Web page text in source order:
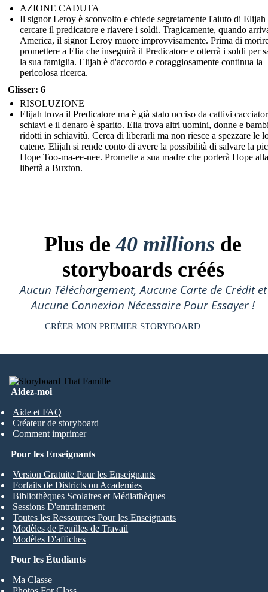
AZIONE CADUTA
Il signor Leroy è sconvolto e chiede segretamente l'aiuto di Elijah
cercare il predicatore e riavere i soldi. Tragicamente, quando
America, il signor Leroy muore improvvisamente. Prima di
promettere a Elia che inseguirà il Predicatore e otterrà i soldi per
la sua famiglia. Elijah è d'accordo e coraggiosamente continua la
pericolosa ricerca.
Glisser: 6
RISOLUZIONE
Elijah trova il Predicatore ma è già stato ucciso da cattivi
schiavi e il denaro è sparito. Elia trova altri uomini, donne e
ridotti in schiavitù. Cerca di liberarli ma non riesce a spezzare le
catene. Elijah si rende conto di avere la possibilità di salvare la
Hope Too-ma-ee-nee. Promette a sua madre che porterà Hope alla
libertà a Buxton.
Plus de40 millions de
storyboards créés
Aucun Téléchargement, Aucune Carte de Crédit et
Aucune Connexion Nécessaire Pour Essayer !
CRÉER MON PREMIER STORYBOARD
Aidez-moi
Aide et FAQ
Créateur de storyboard
Comment imprimer
Pour les Étudiants
Ma Classe
Pour les Enseignants
Version Gratuite Pour les Enseignants
Forfaits de Districts ou Academies
Bibliothèques Scolaires et Médiathèques
Sessions D'entrainement
Toutes les Ressources Pour les Enseignants
Modèles de Feuilles de Travail
Modèles D'affiches